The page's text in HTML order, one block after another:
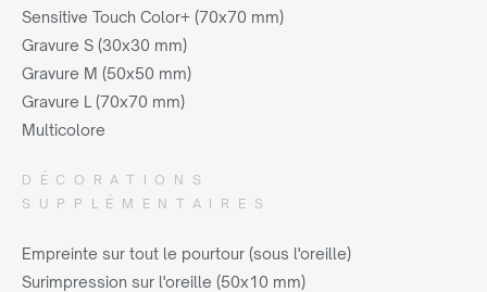
Sensitive Touch Color+ (70x70 mm)
Gravure S (30x30 mm)
Gravure M (50x50 mm)
Gravure L (70x70 mm)
Multicolore
DÉCORATIONS
SUPPLÉMENTAIRES
Empreinte sur tout le pourtour (sous l'oreille)
Surimpression sur l'oreille (50x10 mm)